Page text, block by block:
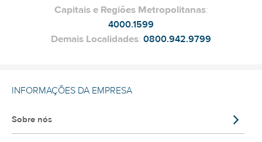
Capitais e Regiões Metropolitanas:
4000.1599
Demais Localidades: 0800.942.9799
INFORMAÇÕES DA EMPRESA
Sobre nós